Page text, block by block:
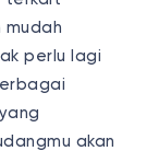
perlu lagi
akan